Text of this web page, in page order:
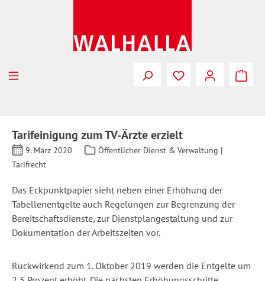
Tarifeinigung zum TV-Ärzte erzielt
9. März 2020
Öffentlicher Dienst & Verwaltung |
Tarifrecht
Das Eckpunktpapier sieht neben einer Erhöhung der
Tabellenentgelte auch Regelungen zur Begrenzung der
Bereitschaftsdienste, zur Dienstplangestaltung und zur
Dokumentation der Arbeitszeiten vor.
Rückwirkend zum 1. Oktober 2019 werden die Entgelte um